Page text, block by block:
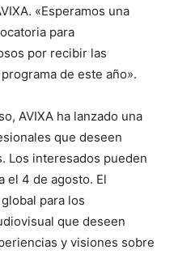
«Esperamos una
para
por recibir las
de este año».
AVIXA ha lanzado una
que deseen
Los interesados pueden
el 4 de agosto. El
para los
que deseen
y visiones sobre